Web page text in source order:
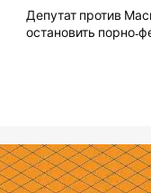
Депутат против
остановить порно-